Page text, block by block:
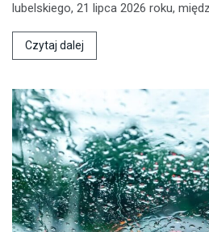
lubelskiego, 21 lipca 2026 roku,
Czytaj dalej